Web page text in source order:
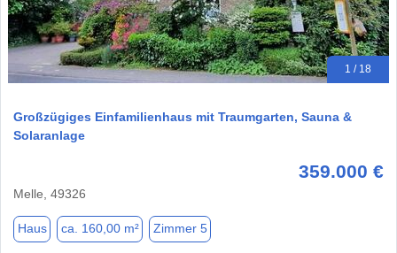
1 / 18
Großzügiges Einfamilienhaus mit Traumgarten, Sauna &
Solaranlage
359.000 €
Melle, 49326
Haus ca. 160,00 m² Zimmer 5